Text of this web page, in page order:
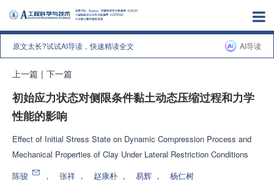
原文太长?试试AI导读，快速精读全文 AI导读
上一篇 | 下一篇
初始应力状态对侧限条件黏土动态压缩过程和力学
性能的影响
Effect of Initial Stress State on Dynamic Compression Process and
Mechanical Properties of Clay Under Lateral Restriction Conditions
陈骏
， 张祥 ， 赵康朴 ， 易辉 ，
杨仁树